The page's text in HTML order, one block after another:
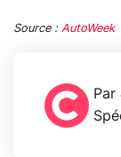
Source : AutoWeek
Par